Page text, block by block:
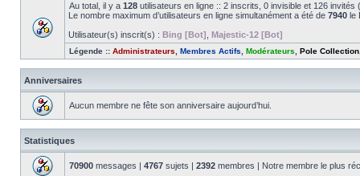
Au total, il y a 128 utilisateurs en ligne :: 2 inscrits, 0 invisible et 126
Le nombre maximum d’utilisateurs en ligne simultanément a été de 7940 le
Utilisateur(s) inscrit(s) : Bing [Bot] Majestic-12 [Bot]
Légende :: Administrateurs Membres Actifs Modérateurs Pole Collection
Anniversaires
Aucun membre ne fête son anniversaire aujourd’hui.
Statistiques
70900 messages | 4767 sujets | 2392 membres | Notre membre le plus